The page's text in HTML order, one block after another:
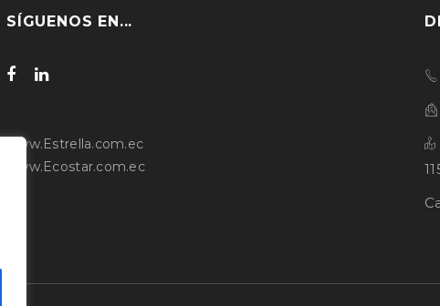
SÍGUENOS EN...
www.Estrella.com.ec
www.Ecostar.com.ec